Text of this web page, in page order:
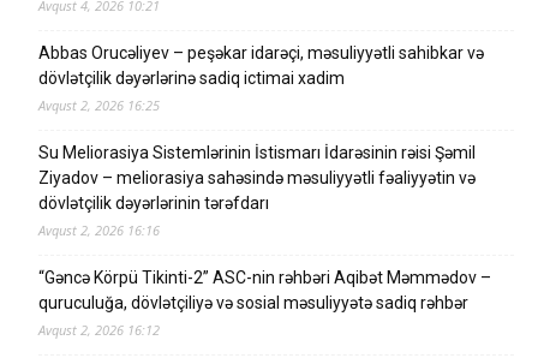
Avqust 4, 2026 10:21
Abbas Orucəliyev – peşəkar idarəçi, məsuliyyətli sahibkar və
dövlətçilik dəyərlərinə sadiq ictimai xadim
Avqust 2, 2026 16:25
Su Meliorasiya Sistemlərinin İstismarı İdarəsinin rəisi Şəmil
Ziyadov – meliorasiya sahəsində məsuliyyətli fəaliyyətin və
dövlətçilik dəyərlərinin tərəfdarı
Avqust 2, 2026 16:16
“Gəncə Körpü Tikinti-2” ASC-nin rəhbəri Aqibət Məmmədov –
quruculuğa, dövlətçiliyə və sosial məsuliyyətə sadiq rəhbər
Avqust 2, 2026 16:12